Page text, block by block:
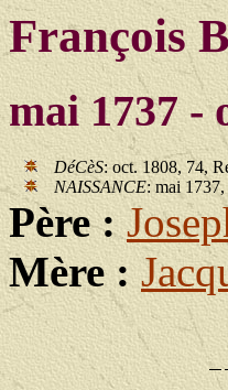
François
mai 1737 -
DéCèS: oct. 1808, 74,
NAISSANCE: mai
Père :
Mère :